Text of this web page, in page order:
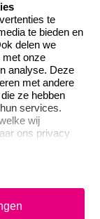
vragen
te
te bieden en
delen we
met onze
analyse. Deze
met andere
ze hebben
services.
wij
ons privacy